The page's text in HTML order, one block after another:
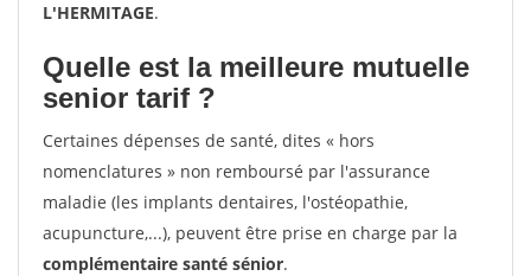
L'HERMITAGE.
Quelle est la meilleure mutuelle
senior tarif ?
Certaines dépenses de santé, dites « hors
nomenclatures » non remboursé par l'assurance
maladie (les implants dentaires, l'ostéopathie,
acupuncture,...), peuvent être prise en charge par la
complémentaire santé sénior.